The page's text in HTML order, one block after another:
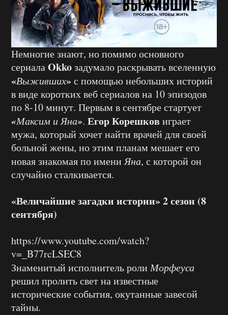
Немногие знают, но помимо основного
сериалаOkkoзадумало раскрывать вселенную
«Выживших»с помощью небольших историй
в виде коротких веб сериалов на 10 эпизодов
по 8-10 минут. Первым в сентябре стартует
«Максим и Яна». Егор Корешковиграет
мужа, который хочет найти врачей для своей
больной жены, но этим планам мешает его
новая знакомая по имениЯна, с которой он
случайно сталкивается.
«Величайшие загадки истории» 2 сезон (8
сентября)
https://www.youtube.com/watch?
v=_B77rcLSEC8
Знаменитый исполнитель роли Морфеуса
решил пролить свет на известные
исторические события, окутанные завесой
тайны.